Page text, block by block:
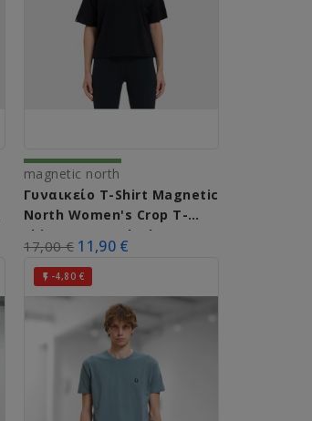
magnetic north
Γυναικείο T-Shirt Magnetic
North Women's Crop T-
Shirt A62002 (Black)
17,00 € 11,90 €
 -4,80 €